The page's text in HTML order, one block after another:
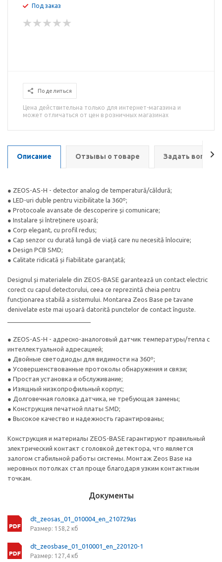
Под заказ
Поделиться
Цена действительна только для интернет-магазина и
может отличаться от цен в розничных магазинах
Описание Отзывы о товаре Задать вопрос
● ZEOS-AS-H - detector analog de temperatură/căldură;
● LED-uri duble pentru vizibilitate la 360º;
● Protocoale avansate de descoperire și comunicare;
● Instalare și întreținere ușoară;
● Corp elegant, cu profil redus;
● Cap senzor cu durată lungă de viață care nu necesită înlocuire;
● Design PCB SMD;
● Calitate ridicată și fiabilitate garanțată;
Designul și materialele din ZEOS-BASE garantează un contact electric
corect cu capul detectorului, ceea ce reprezintă cheia pentru
funcționarea stabilă a sistemului. Montarea Zeos Base pe tavane
denivelate este mai ușoară datorită punctelor de contact înguste.
● ZEOS-AS-H - адресно-аналоговый датчик температуры/тепла с
интеллектуальной адресацией;
● Двойные светодиоды для видимости на 360º;
● Усовершенствованные протоколы обнаружения и связи;
● Простая установка и обслуживание;
● Изящный низкопрофильный корпус;
● Долговечная головка датчика, не требующая замены;
● Конструкция печатной платы SMD;
● Высокое качество и надежность гарантированы;
Конструкция и материалы ZEOS-BASE гарантируют правильный
электрический контакт с головкой детектора, что является
залогом стабильной работы системы. Монтаж Zeos Base на
неровных потолках стал проще благодаря узким контактным
точкам.
Документы
dt_zeosas_01_010004_en_210729as
Размер: 158,2 кб
dt_zeosbase_01_010001_en_220120-1
Размер: 127,4 кб